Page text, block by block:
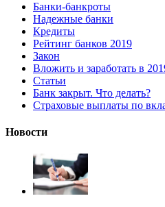
Банки-банкроты
Надежные банки
Кредиты
Рейтинг банков 2019
Закон
Вложить и заработать в
Статьи
Банк закрыт. Что делать?
Страховые выплаты по
Новости